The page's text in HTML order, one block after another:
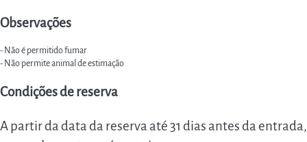
Observações
- Não é permitido fumar
- Não permite animal de estimação
Condições de reserva
A partir da data da reserva até 31 dias antes da entrada,